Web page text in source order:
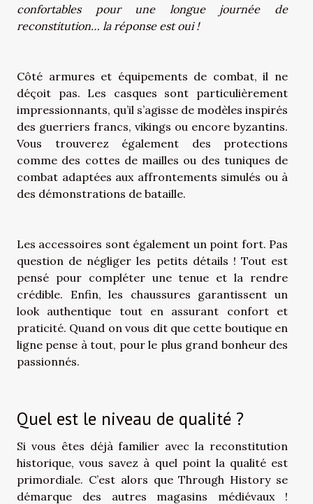
confortables pour une longue journée de
reconstitution… la réponse est oui !
Côté armures et équipements de combat, il ne
déçoit pas. Les casques sont particulièrement
impressionnants, qu’il s’agisse de modèles inspirés
des guerriers francs, vikings ou encore byzantins.
Vous trouverez également des protections
comme des cottes de mailles ou des tuniques de
combat adaptées aux affrontements simulés ou à
des démonstrations de bataille.
Les accessoires sont également un point fort. Pas
question de négliger les petits détails ! Tout est
pensé pour compléter une tenue et la rendre
crédible. Enfin, les chaussures garantissent un
look authentique tout en assurant confort et
praticité. Quand on vous dit que cette boutique en
ligne pense à tout, pour le plus grand bonheur des
passionnés.
Quel est le niveau de qualité ?
Si vous êtes déjà familier avec la reconstitution
historique, vous savez à quel point la qualité est
primordiale. C’est alors que Through History se
démarque des autres magasins médiévaux !